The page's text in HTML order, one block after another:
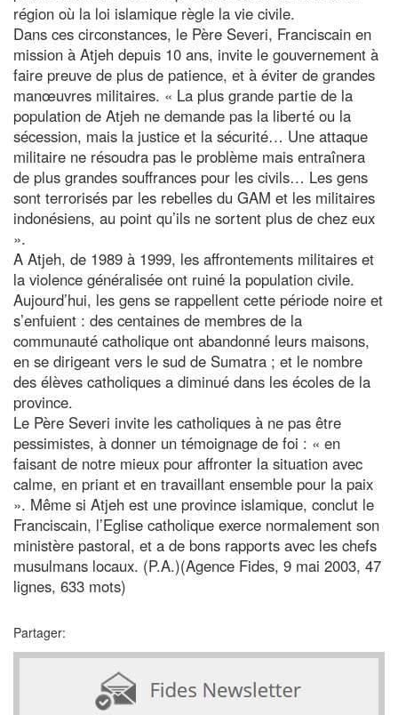
région où la loi islamique règle la vie civile.
Dans ces circonstances, le Père Severi, Franciscain en
mission à Atjeh depuis 10 ans, invite le gouvernement à
faire preuve de plus de patience, et à éviter de grandes
manœuvres militaires. « La plus grande partie de la
population de Atjeh ne demande pas la liberté ou la
sécession, mais la justice et la sécurité… Une attaque
militaire ne résoudra pas le problème mais entraînera
de plus grandes souffrances pour les civils… Les gens
sont terrorisés par les rebelles du GAM et les militaires
indonésiens, au point qu’ils ne sortent plus de chez eux
».
A Atjeh, de 1989 à 1999, les affrontements militaires et
la violence généralisée ont ruiné la population civile.
Aujourd’hui, les gens se rappellent cette période noire et
s’enfuient : des centaines de membres de la
communauté catholique ont abandonné leurs maisons,
en se dirigeant vers le sud de Sumatra ; et le nombre
des élèves catholiques a diminué dans les écoles de la
province.
Le Père Severi invite les catholiques à ne pas être
pessimistes, à donner un témoignage de foi : « en
faisant de notre mieux pour affronter la situation avec
calme, en priant et en travaillant ensemble pour la paix
». Même si Atjeh est une province islamique, conclut le
Franciscain, l’Eglise catholique exerce normalement son
ministère pastoral, et a de bons rapports avec les chefs
musulmans locaux. (P.A.)(Agence Fides, 9 mai 2003, 47
lignes, 633 mots)
Partager: